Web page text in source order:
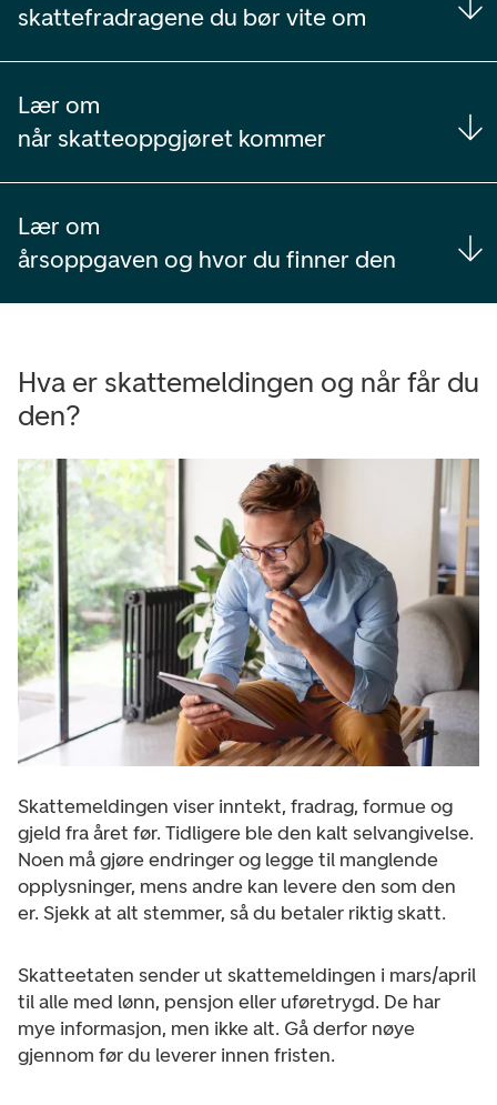
skattefradragene du bør vite om
Lær om
når skatteoppgjøret kommer
Lær om
årsoppgaven og hvor du finner den
Hva er skattemeldingen og når får du
den?
Skattemeldingen viser inntekt, fradrag, formue og
gjeld fra året før. Tidligere ble den kalt selvangivelse.
Noen må gjøre endringer og legge til manglende
opplysninger, mens andre kan levere den som den
er. Sjekk at alt stemmer, så du betaler riktig skatt.
Skatteetaten sender ut skattemeldingen i mars/april
til alle med lønn, pensjon eller uføretrygd. De har
mye informasjon, men ikke alt. Gå derfor nøye
gjennom før du leverer innen fristen.